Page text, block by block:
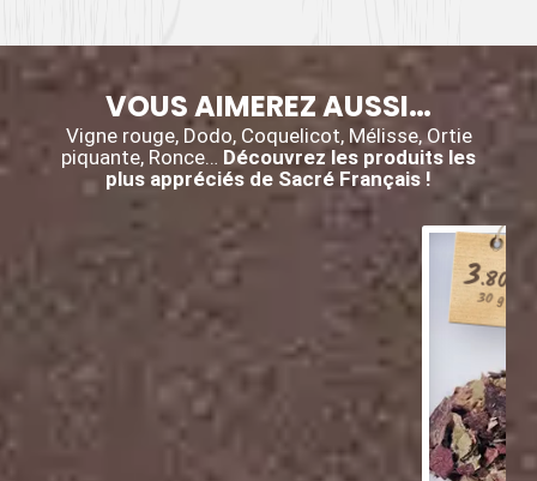
VOUS AIMEREZ AUSSI…
Vigne rouge, Dodo, Coquelicot, Mélisse, Ortie
piquante, Ronce… Découvrez les produits les
plus appréciés de Sacré Français !
3.80
30 g